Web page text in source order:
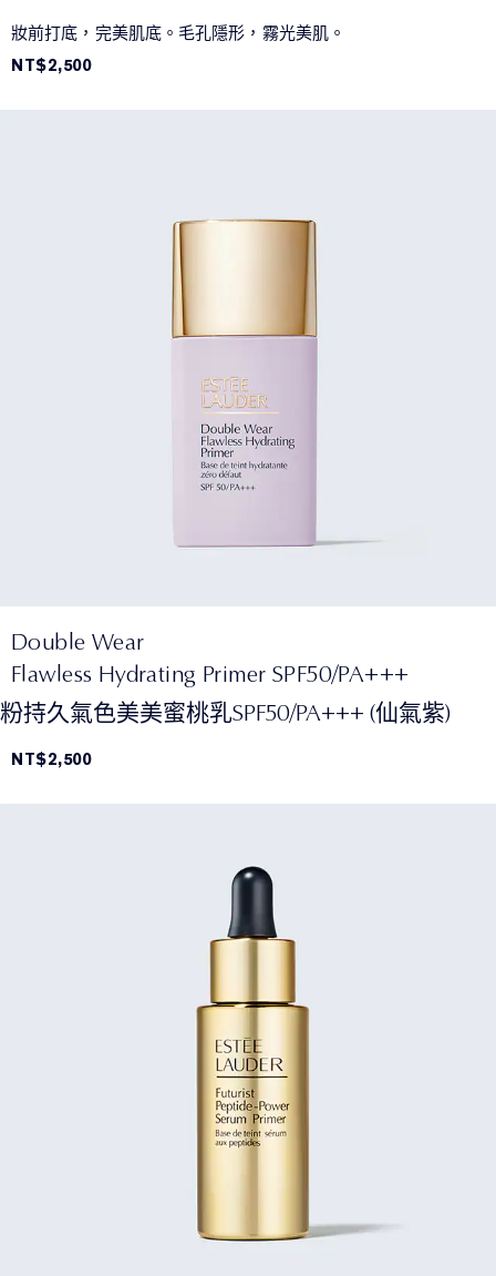
妝前打底，完美肌底。毛孔隱形，霧光美肌。
NT$2,500
Double Wear
Flawless Hydrating Primer SPF50/PA+++
粉持久氣色美美蜜桃乳SPF50/PA+++ (仙氣紫)
NT$2,500